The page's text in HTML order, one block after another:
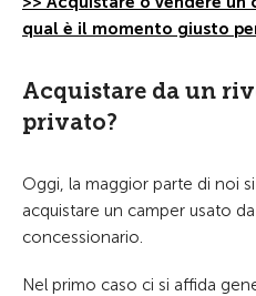
qual è il momento giusto
Acquistare da un
privato?
Oggi, la maggior parte di noi
acquistare un camper usato
concessionario.
Nel primo caso ci si affida